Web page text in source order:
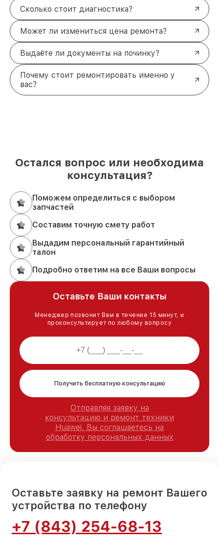
Сколько стоит диагностика?
Может ли измениться цена ремонта?
Выдаёте ли документы на починку?
Почему стоит ремонтировать именно у
вас?
Остался вопрос или необходима
консультация?
Поможем определиться с выбором
запчастей
Составим точную смету работ
Выдадим персональный гарантийный
талон
Подробно ответим на все Ваши вопросы
Оставьте Ваши контакты
Менеджер позвонит Вам в течение 15 минут, и
проконсультирует по любому вопросу
Получить бесплатную консультацию
Отправляя заявку на
консультацию и ремонт техники
Huawei, Вы соглашаетесь на
обработку персональных данных
Оставьте заявку на ремонт Вашего
устройства по телефону
+7 (843) 254-68-13